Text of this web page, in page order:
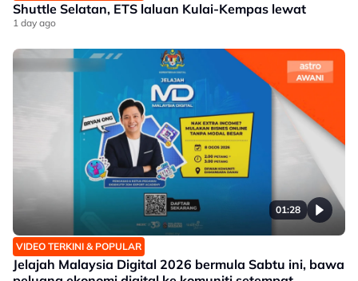
Shuttle Selatan, ETS laluan Kulai-Kempas lewat
1 day ago
01:28
VIDEO TERKINI & POPULAR
Jelajah Malaysia Digital 2026 bermula Sabtu ini, bawa